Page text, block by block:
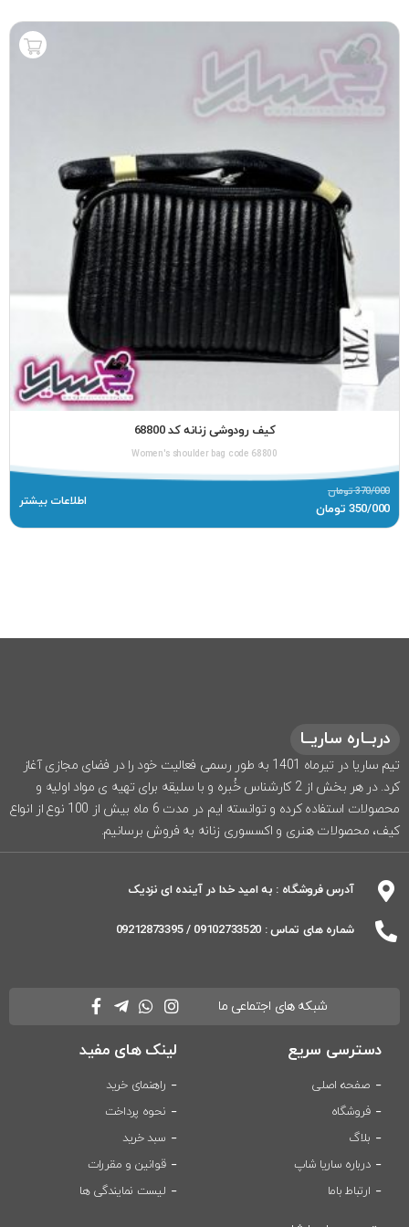
کیف رودوشی زنانه کد 68800
Women's shoulder bag code 68800
370/000تومان
350/000 تومان اطلاعات بیشتر
دربــاره ساریــا
تیم ساریا در تیرماه 1401 به طور رسمی فعالیت خود را در فضای مجازی آغاز
کرد. در هر بخش از 2 کارشناس خُبره و با سلیقه برای تهیه ی مواد اولیه و
محصولات استفاده کرده و توانسته ایم در مدت 6 ماه بیش از 100 نوع از انواع
کیف، محصولات هنری و اکسسوری زنانه به فروش برسانیم.
آدرس فروشگاه : به امید خدا در آینده ای نزدیک
شماره های تماس : 09102733520 / 09212873395
شبکه های اجتماعی ما
دسترسی سریع
صفحه اصلی
فروشگاه
بلاگ
درباره ساریا شاپ
ارتباط باما
لینک های مفید
راهنمای خرید
نحوه پرداخت
سبد خرید
قوانین و مقررات
لیست نمایندگی ها